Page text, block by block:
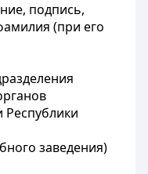
подпись,
(при его
Республики
заведения)